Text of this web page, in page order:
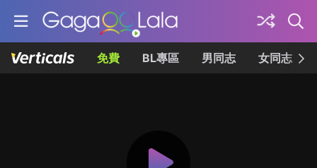
免費 BL專區 男同志 女同志